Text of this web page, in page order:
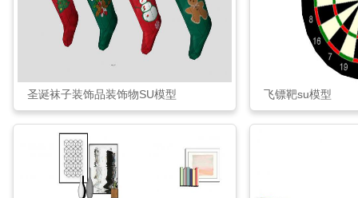
圣诞袜子装饰品装饰物SU模型 飞镖靶su模型